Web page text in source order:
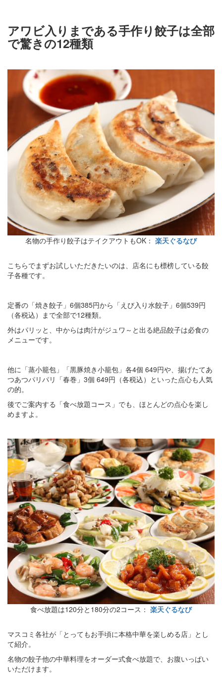
アワビ入りまである手作り餃子は全部
で驚きの12種類
名物の手作り餃子はテイクアウトもOK： 楽天ぐるなび
こちらでまずお試しいただきたいのは、店名にも標榜している餃
子各種です。
定番の「焼き餃子」6個385円から「えび入り水餃子」6個539円
（各税込）まで全部で12種類。
外はパリッと、中からは肉汁がジュワ～と出る絶品餃子は必食の
メニューです。
他に「蒸小籠包」「黒豚焼き小籠包」各4個 649円や、揚げたてあ
つあつパリパリ「春巻」3個 649円（各税込）といった点心も人気
の的。
後でご案内する「食べ放題コース」でも、ほとんどの点心を楽し
めますよ。
食べ放題は120分と180分の2コース： 楽天ぐるなび
マスコミ各社が「とってもお手頃に本格中華を楽しめる店」とし
て紹介。
名物の餃子他の中華料理をオーダー式食べ放題で、お腹いっぱい
いただけます。